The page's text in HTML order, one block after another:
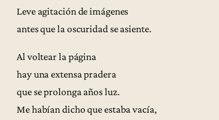
Leve agitación de imágenes
antes que la oscuridad se asiente.
Al voltear la página
hay una extensa pradera
que se prolonga años luz.
Me habían dicho que estaba vacía,